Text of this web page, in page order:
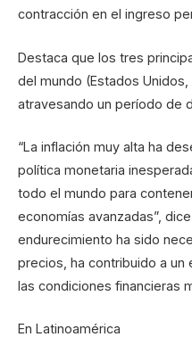
contracción en el ingreso
Destaca que los tres
del mundo (Estados
atravesando un período de
“La inflación muy alta ha
política monetaria
todo el mundo para
economías avanzadas”,
endurecimiento ha sido
precios, ha contribuido a
las condiciones financieras
En Latinoamérica